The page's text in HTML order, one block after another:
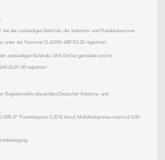
der zuständigen Behörde, der Industrie- und Handelskammer
unter der Nummer D-A2NK-A8FS3-30 registriert.
zuständigen Behörde, LRA Görlitz gemeldet und im
A13Y-46 registriert
Registerstelle überprüfen:Deutscher Industrie- und
585-0* *Festnetzpreis 0,20 €/ Anruf; Mobilfunkpreise maximal 0,60